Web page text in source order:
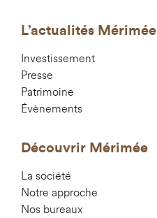
L’actualités Mérimée
Investissement
Presse
Patrimoine
Évènements
Découvrir Mérimée
La société
Notre approche
Nos bureaux